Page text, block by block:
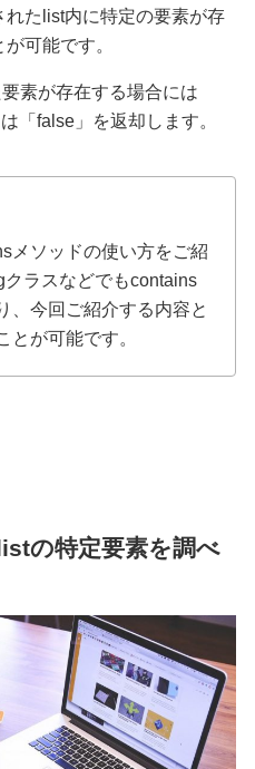
たlist内に特定の要素が存
可能です。
素が存在する場合には
「false」を返却します。
メソッドの使い方をご紹
ラスなどでもcontains
、今回ご紹介する内容と
とが可能です。
の特定要素を調べ